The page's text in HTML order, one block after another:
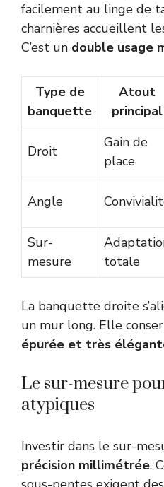
facilement au linge de
charnières accueillent
C’est un double usage
Type de
banquette
Atout
principal
Droit
Gain de
place
Angle
Sur-
mesure
totale
La banquette droite
un mur long. Elle
épurée et très
Le sur-mesure
atypiques
Investir dans le sur-
précision millimétrée.